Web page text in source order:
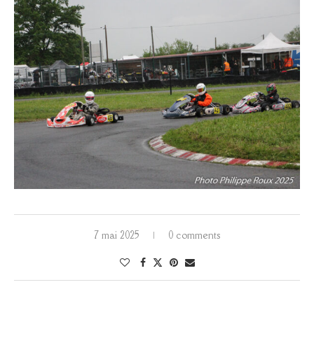
7 mai 2025 0 comments